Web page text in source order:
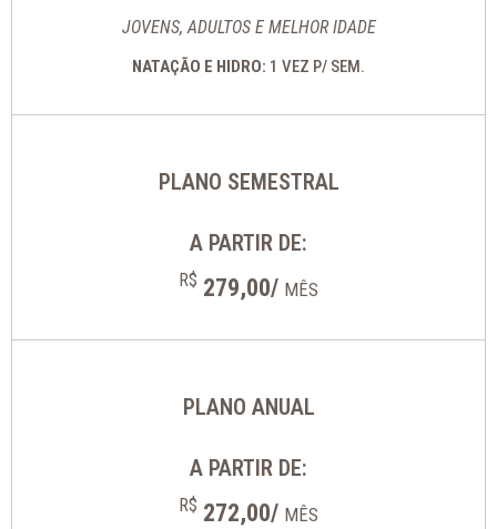
JOVENS, ADULTOS E MELHOR IDADE
NATAÇÃO E HIDRO: 1 VEZ P/ SEM.
PLANO SEMESTRAL
A PARTIR DE:
R$ 279,00/ MÊS
PLANO ANUAL
A PARTIR DE:
R$ 272,00/ MÊS